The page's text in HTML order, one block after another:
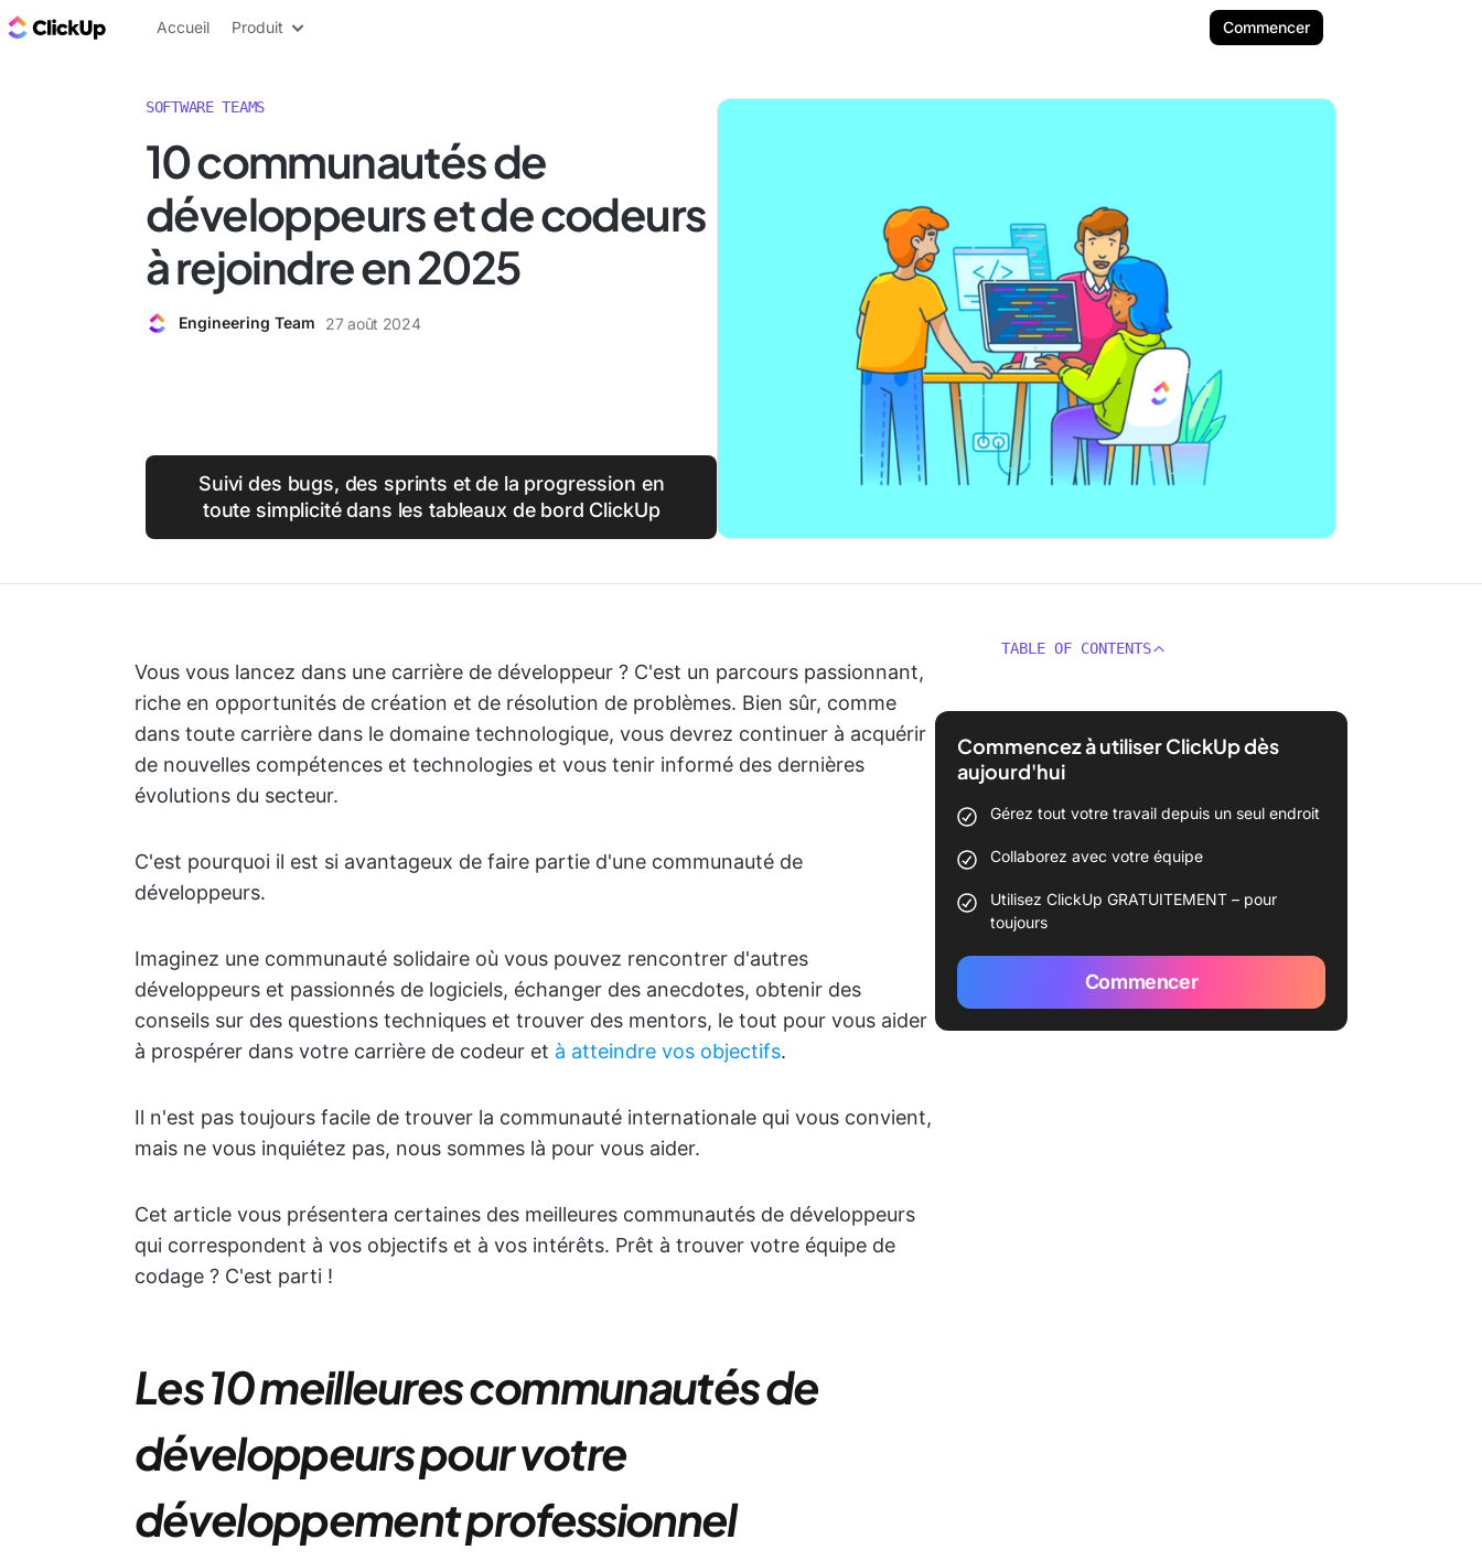
ClickUp Blog
Accueil Produit Commencer
SOFTWARE TEAMS
10 communautés de
développeurs et de codeurs
à rejoindre en 2025
Engineering Team 27 août 2024
Suivi des bugs, des sprints et de la progression en
toute simplicité dans les tableaux de bord ClickUp
Vous vous lancez dans une carrière de développeur ? C'est un parcours passionnant,
riche en opportunités de création et de résolution de problèmes. Bien sûr, comme
dans toute carrière dans le domaine technologique, vous devrez continuer à acquérir
de nouvelles compétences et technologies et vous tenir informé des dernières
évolutions du secteur.
C'est pourquoi il est si avantageux de faire partie d'une communauté de
développeurs.
Imaginez une communauté solidaire où vous pouvez rencontrer d'autres
développeurs et passionnés de logiciels, échanger des anecdotes, obtenir des
conseils sur des questions techniques et trouver des mentors, le tout pour vous aider
à prospérer dans votre carrière de codeur et à atteindre vos objectifs.
Il n'est pas toujours facile de trouver la communauté internationale qui vous convient,
mais ne vous inquiétez pas, nous sommes là pour vous aider.
Cet article vous présentera certaines des meilleures communautés de développeurs
qui correspondent à vos objectifs et à vos intérêts. Prêt à trouver votre équipe de
codage ? C'est parti !
Les 10 meilleures communautés de
développeurs pour votre
développement professionnel
TABLE OF CONTENTS
Commencez à utiliser ClickUp dès
aujourd'hui
Gérez tout votre travail depuis un seul endroit
Collaborez avec votre équipe
Utilisez ClickUp GRATUITEMENT – pour
toujours
Commencer